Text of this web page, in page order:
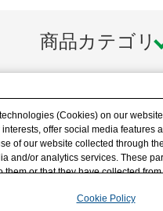
商品カテゴリ
(Cookies) on our
offer social media features
of our website collected through
and/or analytics services. These
or that they have collected
Necessary Cookies, please
Cookie Policy